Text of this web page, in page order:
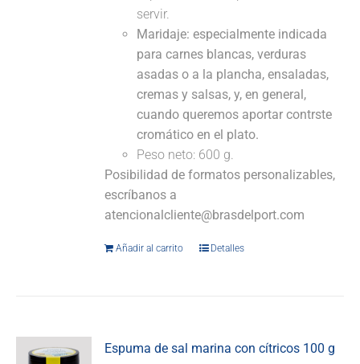
servir.
Maridaje: especialmente indicada
para carnes blancas, verduras
asadas o a la plancha, ensaladas,
cremas y salsas, y, en general,
cuando queremos aportar contrste
cromático en el plato.
Peso neto: 600 g.
Posibilidad de formatos personalizables,
escríbanos a
atencionalcliente@brasdelport.com
Añadir al carrito Detalles
Espuma de sal marina con cítricos 100 g